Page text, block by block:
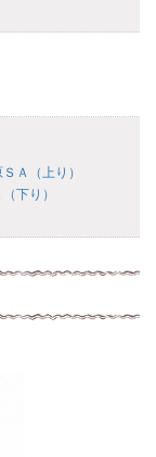
Ａ（上り）
下り）